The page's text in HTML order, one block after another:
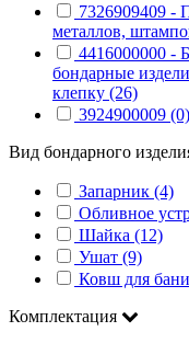
7326909409 -
металлов,
4416000000 -
бондарные
клепку (26)
3924900009 (0)
Вид бондарного
Запарник (4)
Обливное
Шайка (12)
Ушат (9)
Ковш для
Комплектация